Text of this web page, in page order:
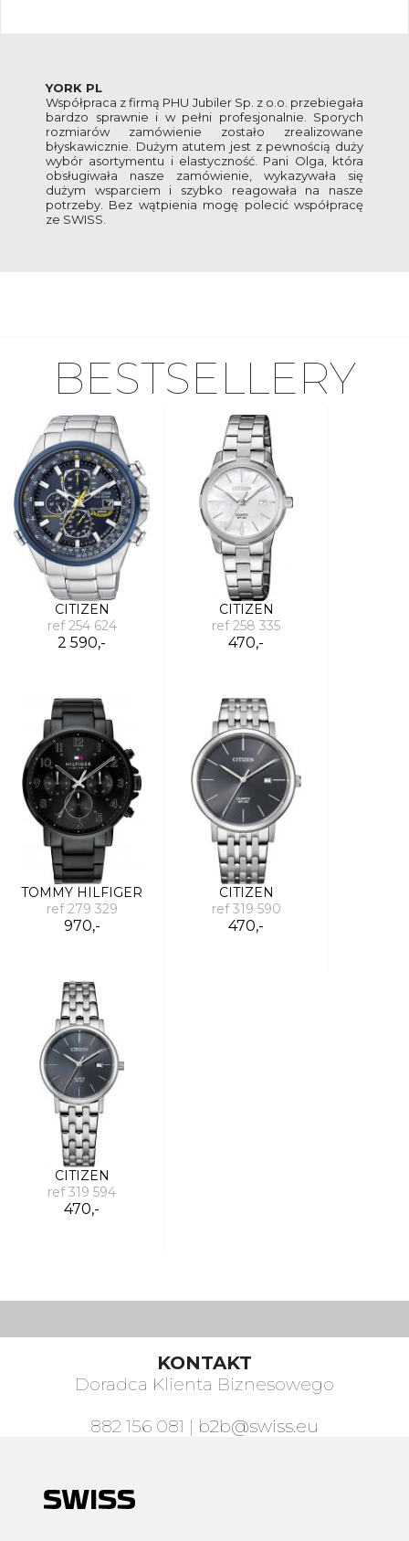
YORK PL
Współpraca z firmą PHU Jubiler Sp. z o.o. przebiegała
bardzo sprawnie i w pełni profesjonalnie. Sporych
rozmiarów zamówienie zostało zrealizowane
błyskawicznie. Dużym atutem jest z pewnością duży
wybór asortymentu i elastyczność. Pani Olga, która
obsługiwała nasze zamówienie, wykazywała się
dużym wsparciem i szybko reagowała na nasze
potrzeby. Bez wątpienia mogę polecić współpracę
ze SWISS.
BESTSELLERY
CITIZEN
ref 254 624
2 590,-
CITIZEN
ref 258 335
470,-
TOMMY HILFIGER
ref 279 329
970,-
CITIZEN
ref 319 590
470,-
CITIZEN
ref 319 594
470,-
KONTAKT
Doradca Klienta Biznesowego
882 156 081 | b2b@swiss.eu